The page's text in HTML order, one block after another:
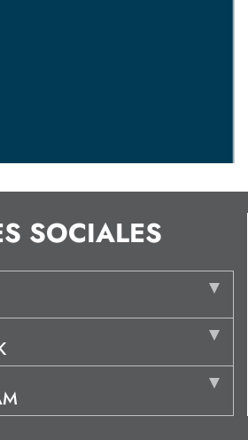
SOCIALES